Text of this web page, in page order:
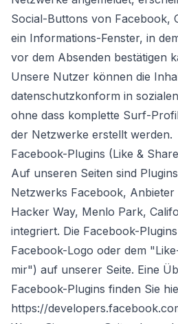
Social-Buttons von Facebook,
ein Informations-Fenster, in
vor dem Absenden bestätigen
Unsere Nutzer können die
datenschutzkonform in
ohne dass komplette Surf-
der Netzwerke erstellt werden.
Facebook-Plugins (Like &
Auf unseren Seiten sind
Netzwerks Facebook, Anbieter
Hacker Way, Menlo Park,
integriert. Die Facebook-
Facebook-Logo oder dem
mir") auf unserer Seite. Eine
Facebook-Plugins finden Sie
https://